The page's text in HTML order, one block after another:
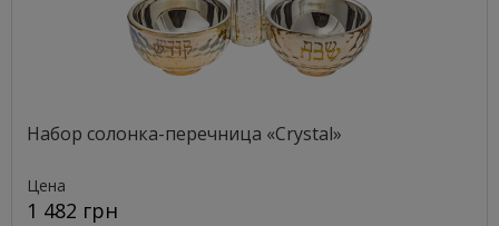
Набор солонка-перечница «Crystal»
Цена
1 482 грн